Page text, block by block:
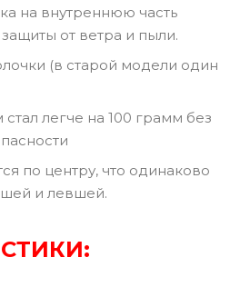
на внутреннюю часть
от ветра и пыли.
(в старой модели один
легче на 100 грамм без
по центру, что одинаково
и левшей.